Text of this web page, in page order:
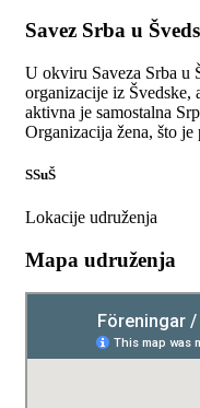
Savez Srba u
U okviru Saveza Srba u
organizacije iz
aktivna je samostalna
Organizacija žena, što je
SSuŠ
Lokacije udruženja
Mapa udruženja